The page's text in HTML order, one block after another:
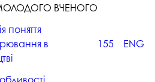
ВЧЕНОГО
поняття
в
155 ENG